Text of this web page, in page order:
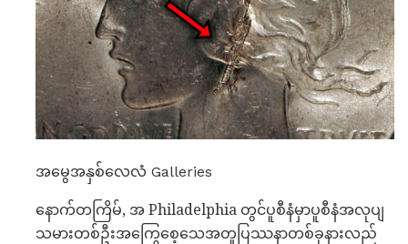
အမွေအနှစ်လေလံ Galleries
နောက်တကြိမ်, အ Philadelphia တွင်ပူစီနံမှာပူစီနံအလုပျ
သမားတစ်ဦးအကြွေစေ့သေအတူပြဿနာတစ်ခုနားလည်